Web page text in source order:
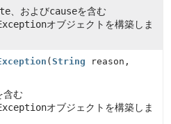
、およびcauseを含む
オブジェクトを構築しま
( String reason,
含む
オブジェクトを構築しま